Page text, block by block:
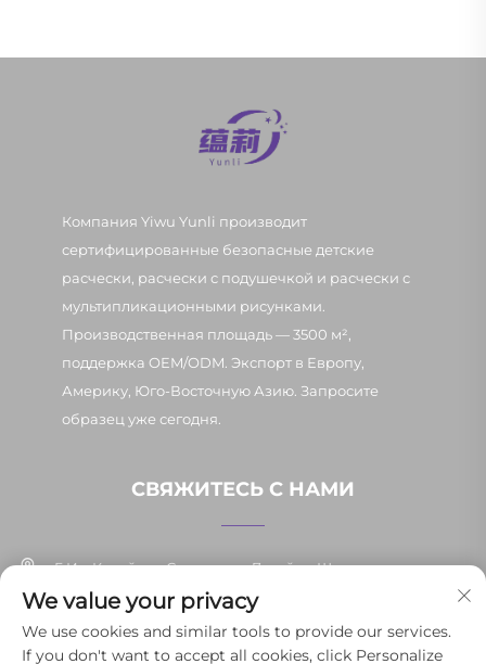
Компания Yiwu Yunli производит
сертифицированные безопасные детские
расчески, расчески с подушечкой и расчески с
мультипликационными рисунками.
Производственная площадь — 3500 м²,
поддержка OEM/ODM. Экспорт в Европу,
Америку, Юго-Восточную Азию. Запросите
образец уже сегодня.
СВЯЖИТЕСЬ С НАМИ
Г. Иу, Китай, ул. Синьпан, д. 7, район Шанси
+86-13037647878
We value your privacy
We use cookies and similar tools to provide our services.
If you don't want to accept all cookies, click Personalize